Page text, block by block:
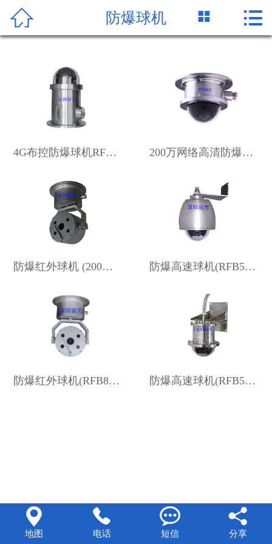
 首页
产品中心
新闻资讯
服务支持
资质证书
联系我们
 防爆球机  
4G布控防爆球机RFB50-EX/DM-2.4G 200万网络高清防爆球机(半球)
防爆红外球机 (200万32倍网络高清，内置本安电路) 防爆高速球机(RFB50-Ex/D/N-200, 200万网络高清)
防爆红外球机(RFB80/N-(130/200), 网络高清) 防爆高速球机(RFB50-Ex/C/N-200, 网络200万高清)

地图

电话

短信

分享